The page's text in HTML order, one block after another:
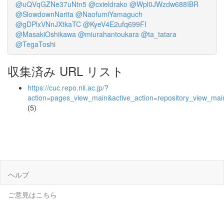
@uQVqGZNe37uNtn5 @cxieldrako @Wpl0JWzdw688IBR
@SlowdownNarita @NaofumiYamaguch
@gDPlxVNnJXtkaTC @KyeV4E2ufq699FI
@MasakiOshikawa @miurahantoukara @ta_tatara
@TegaToshi
収集済み URL リスト
https://cuc.repo.nii.ac.jp/?
(5)
ヘルプ
ご意見はこちら